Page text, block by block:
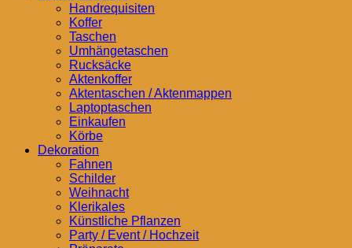
Handrequisiten
Koffer
Taschen
Umhängetaschen
Rucksäcke
Aktenkoffer
Aktentaschen / Aktenmappen
Laptoptaschen
Einkaufen
Körbe
Dekoration
Fahnen
Schilder
Weihnacht
Klerikales
Künstliche Pflanzen
Party / Event / Hochzeit